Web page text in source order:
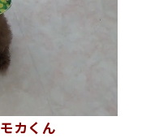
モカくん